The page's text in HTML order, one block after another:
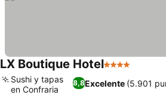
LX Boutique Hotel4 Estrellas
8,8Excelente (5.901
Sushi y tapas
en Confraria